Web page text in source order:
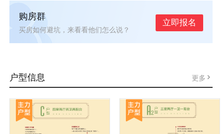
购房群
买房如何避坑，来看看他们怎么说？
立即报名
户型信息 更多